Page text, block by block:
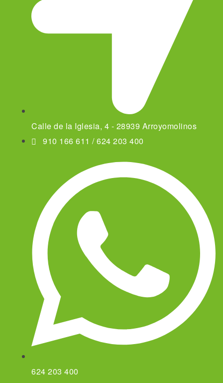
Calle de la Iglesia, 4 - 28939 Arroyomolinos
910 166 611 / 624 203 400
624 203 400